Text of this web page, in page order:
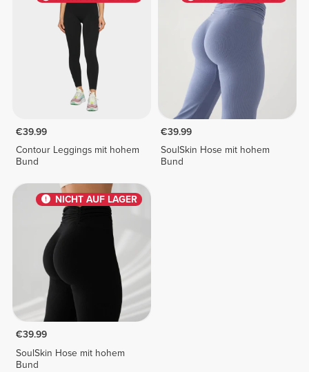
€39.99
Contour Leggings mit hohem
Bund
€39.99
SoulSkin Hose mit hohem
Bund
NICHT AUF LAGER
€39.99
SoulSkin Hose mit hohem
Bund